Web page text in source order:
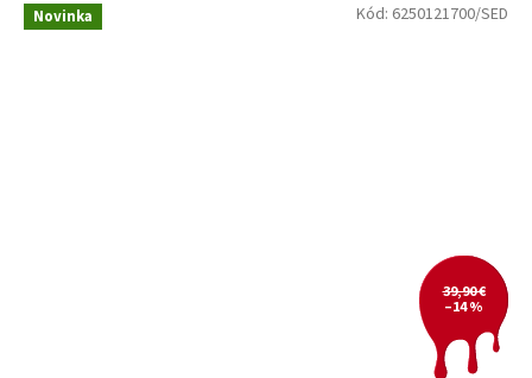
Novinka
39,90 €
–14 %
Kód: 6250121700/SED